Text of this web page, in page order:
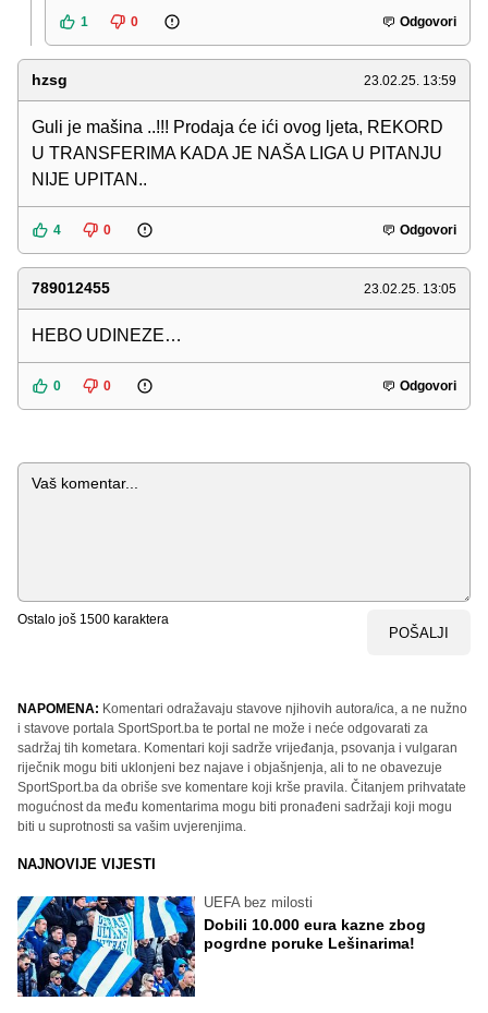
1 0 Odgovori
hzsg 23.02.25. 13:59
Guli je mašina ..!!! Prodaja će ići ovog ljeta, REKORD
U TRANSFERIMA KADA JE NAŠA LIGA U PITANJU
NIJE UPITAN..
4 0 Odgovori
789012455 23.02.25. 13:05
HEBO UDINEZE…
0 0 Odgovori
Komentar
Ostalo još 1500 karaktera
POŠALJI
NAPOMENA: Komentari odražavaju stavove njihovih autora/ica, a ne nužno
i stavove portala SportSport.ba te portal ne može i neće odgovarati za
sadržaj tih kometara. Komentari koji sadrže vrijeđanja, psovanja i vulgaran
riječnik mogu biti uklonjeni bez najave i objašnjenja, ali to ne obavezuje
SportSport.ba da obriše sve komentare koji krše pravila. Čitanjem prihvatate
mogućnost da među komentarima mogu biti pronađeni sadržaji koji mogu
biti u suprotnosti sa vašim uvjerenjima.
NAJNOVIJE VIJESTI
UEFA bez milosti
Dobili 10.000 eura kazne zbog
pogrdne poruke Lešinarima!